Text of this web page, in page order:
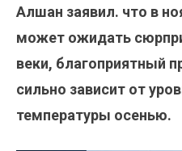
Алшан заявил. что в
может ожидать
веки, благоприятный
сильно зависит от
температуры осенью.